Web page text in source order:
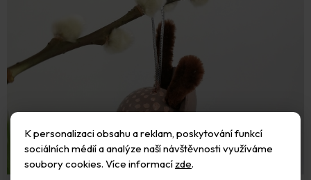
K personalizaci obsahu a reklam, poskytování funkcí
sociálních médií a analýze naší návštěvnosti využíváme
soubory cookies. Více informací zde.